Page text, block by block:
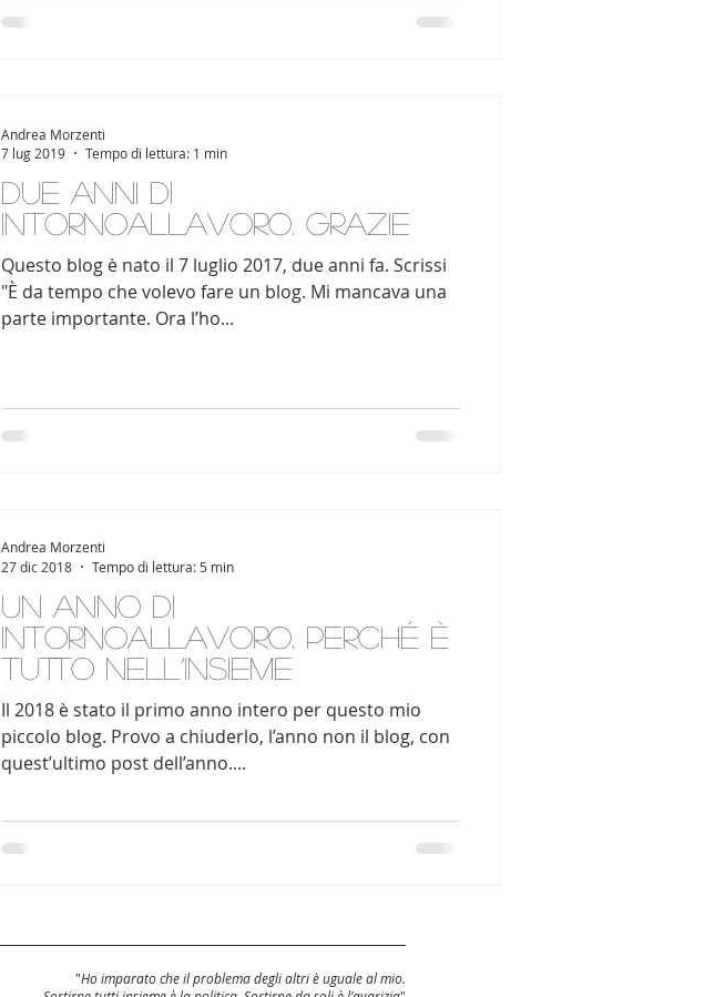
Due anni di
intornoallavoro. Grazie
Questo blog è nato il 7 luglio 2017, due anni fa. Scrissi
"È da tempo che volevo fare un blog. Mi mancava una
parte importante. Ora l’ho...
Andrea Morzenti
7 lug 2019
Tempo di lettura: 1 min
Un anno di
intornoallavoro. Perché è
tutto nell’insieme
Il 2018 è stato il primo anno intero per questo mio
piccolo blog. Provo a chiuderlo, l’anno non il blog, con
quest’ultimo post dell’anno....
Andrea Morzenti
27 dic 2018
Tempo di lettura: 5 min
"Ho imparato che il problema degli altri è uguale al mio.